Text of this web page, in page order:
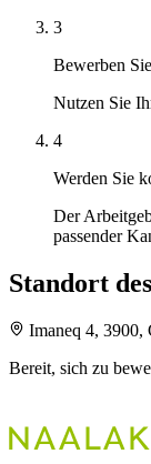
3
Bewerben
Nutzen Sie
4
Werden Sie
Der
passender
Standort
Imaneq 4, 3900,
Bereit, sich zu